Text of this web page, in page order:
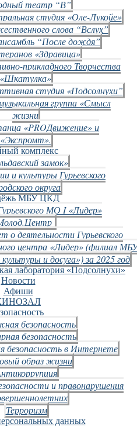
театр “В”
студия «Оле-Лукойе»
слова “Вслух”
“После дождя”
«Здравица»
прикладного Творчества
«Шкатулка»
студия «Подсолнухи”
группа «Смысл
жизни
«PROДвижение» и
«Экспромт».
комплекс
замок»
и культуры Гурьевского
округа
МБУ ЦКД
МО I «Лидер»
о деятельности Гурьевского
центра «Лидер» (филиал
и досуга») за 2025 год
лаборатория «Подсолнухи»
Новости
Афиши
безопасность
безопасность
безопасность в Интернете
образ жизни
и правонарушения
Терроризм
данных